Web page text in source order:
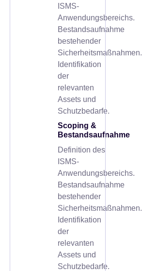
ISMS-
Anwendungsbereichs.
Bestandsaufnahme
bestehender
Sicherheitsmaßnahmen.
Identifikation
der
relevanten
Assets und
Schutzbedarfe.
Scoping &
Bestandsaufnahme
Definition des
ISMS-
Anwendungsbereichs.
Bestandsaufnahme
bestehender
Sicherheitsmaßnahmen.
Identifikation
der
relevanten
Assets und
Schutzbedarfe.